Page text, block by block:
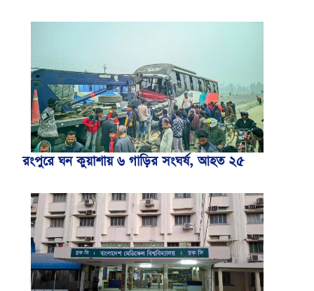
রংপুরে ঘন কুয়াশায় ৬ গাড়ির সংঘর্ষ, আহত ২৫